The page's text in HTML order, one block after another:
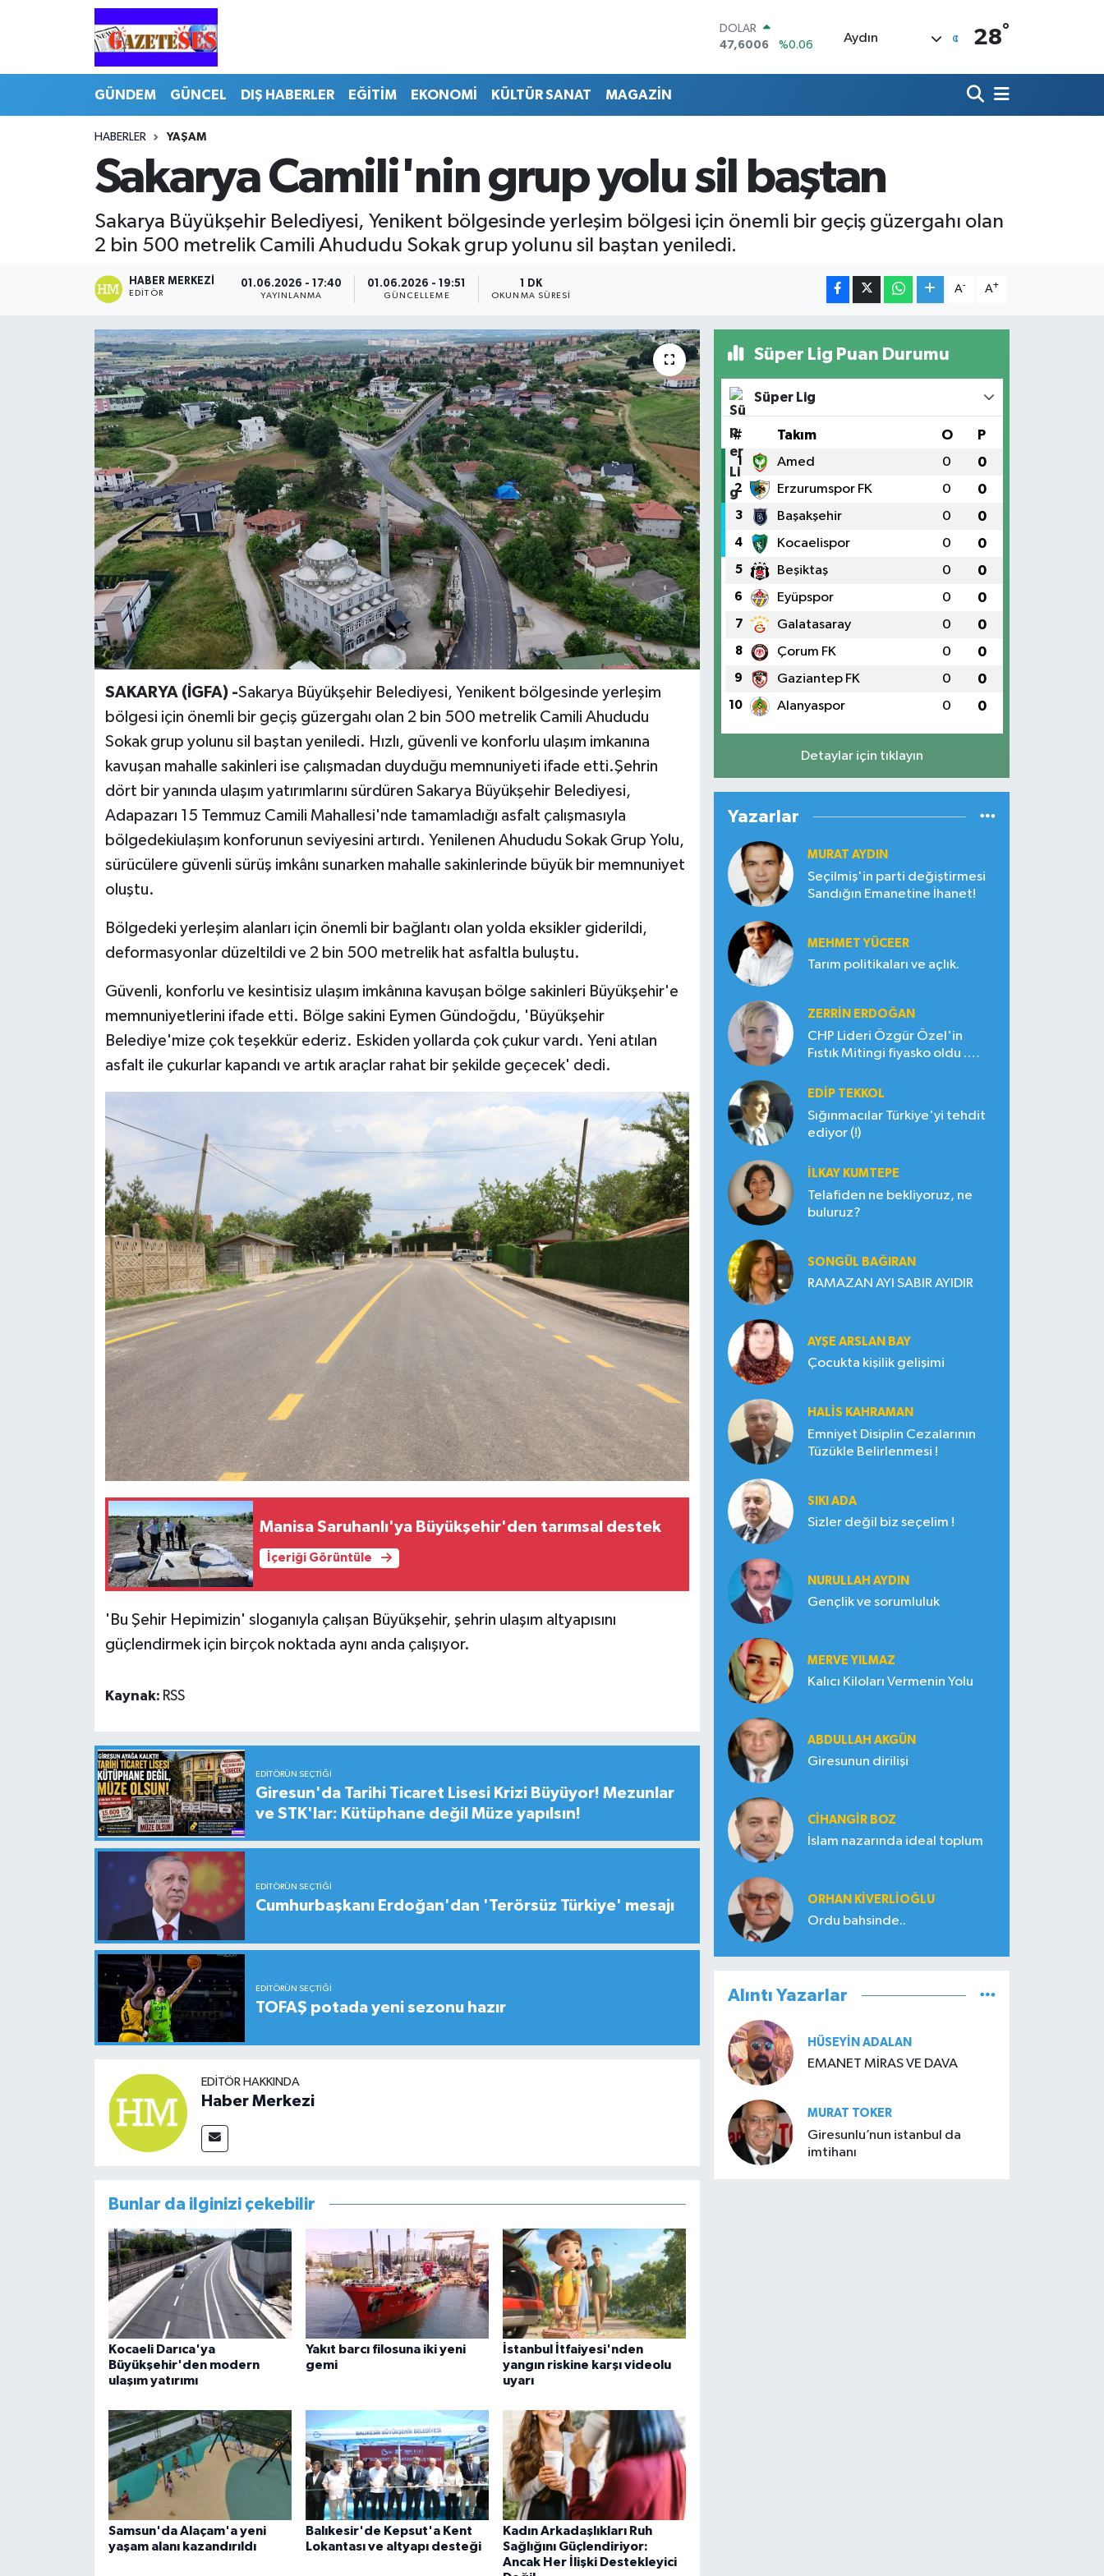
DOLAR
47,6006
%0.06
BİST100
13.799
%70
BITCOIN
Aydın 28°
GÜNDEM GÜNCEL DIŞ HABERLER EĞİTİM EKONOMİ KÜLTÜR SANAT MAGAZİN
HABERLER YAŞAM
Sakarya Camili'nin grup yolu sil baştan
Sakarya Büyükşehir Belediyesi, Yenikent bölgesinde yerleşim bölgesi için önemli bir geçiş güzergahı olan
2 bin 500 metrelik Camili Ahududu Sokak grup yolunu sil baştan yeniledi.
HABER MERKEZI
EDITÖR
01.06.2026 - 17:40
YAYINLANMA
01.06.2026 - 19:51
GÜNCELLEME
1 DK
OKUNMA SÜRESI
A- A+
SAKARYA (İGFA) -Sakarya Büyükşehir Belediyesi, Yenikent bölgesinde yerleşim
bölgesi için önemli bir geçiş güzergahı olan 2 bin 500 metrelik Camili Ahududu
Sokak grup yolunu sil baştan yeniledi. Hızlı, güvenli ve konforlu ulaşım imkanına
kavuşan mahalle sakinleri ise çalışmadan duyduğu memnuniyeti ifade etti.Şehrin
dört bir yanında ulaşım yatırımlarını sürdüren Sakarya Büyükşehir Belediyesi,
Adapazarı 15 Temmuz Camili Mahallesi'nde tamamladığı asfalt çalışmasıyla
bölgedekiulaşım konforunun seviyesini artırdı. Yenilenen Ahududu Sokak Grup Yolu,
sürücülere güvenli sürüş imkânı sunarken mahalle sakinlerinde büyük bir memnuniyet
oluştu.
Bölgedeki yerleşim alanları için önemli bir bağlantı olan yolda eksikler giderildi,
deformasyonlar düzeltildi ve 2 bin 500 metrelik hat asfaltla buluştu.
Güvenli, konforlu ve kesintisiz ulaşım imkânına kavuşan bölge sakinleri Büyükşehir'e
memnuniyetlerini ifade etti. Bölge sakini Eymen Gündoğdu, 'Büyükşehir
Belediye'mize çok teşekkür ederiz. Eskiden yollarda çok çukur vardı. Yeni atılan
asfalt ile çukurlar kapandı ve artık araçlar rahat bir şekilde geçecek' dedi.
Manisa Saruhanlı'ya Büyükşehir'den tarımsal destek
İçeriği Görüntüle
'Bu Şehir Hepimizin' sloganıyla çalışan Büyükşehir, şehrin ulaşım altyapısını
güçlendirmek için birçok noktada aynı anda çalışıyor.
Kaynak: RSS
EDITÖRÜN SEÇTIĞI
Giresun'da Tarihi Ticaret Lisesi Krizi Büyüyor! Mezunlar
ve STK'lar: Kütüphane değil Müze yapılsın!
EDITÖRÜN SEÇTIĞI
Cumhurbaşkanı Erdoğan'dan 'Terörsüz Türkiye' mesajı
EDITÖRÜN SEÇTIĞI
TOFAŞ potada yeni sezonu hazır
EDITÖR HAKKINDA
Haber Merkezi
Bunlar da ilginizi çekebilir
Kocaeli Darıca'ya
Büyükşehir'den modern
ulaşım yatırımı
Yakıt barcı filosuna iki yeni
gemi
İstanbul İtfaiyesi'nden
yangın riskine karşı videolu
uyarı
Samsun'da Alaçam'a yeni
yaşam alanı kazandırıldı
Balıkesir'de Kepsut'a Kent
Lokantası ve altyapı desteği
Kadın Arkadaşlıkları Ruh
Sağlığını Güçlendiriyor:
Ancak Her İlişki Destekleyici
Süper Lig Puan Durumu
Süper Lig
# Takım O P
1 Amed 0 0
2 Erzurumspor FK 0 0
3 Başakşehir 0 0
4 Kocaelispor 0 0
5 Beşiktaş 0 0
6 Eyüpspor 0 0
7 Galatasaray 0 0
8 Çorum FK 0 0
9 Gaziantep FK 0 0
10 Alanyaspor 0 0
Detaylar için tıklayın
Yazarlar
MURAT AYDIN
Seçilmiş'in parti değiştirmesi
Sandığın Emanetine İhanet!
MEHMET YÜCEER
Tarım politikaları ve açlık.
ZERRIN ERDOĞAN
CHP Lideri Özgür Özel'in
Fıstık Mitingi fiyasko oldu .
EDIP TEKKOL
Sığınmacılar Türkiye'yi tehdit
ediyor (!)
İLKAY KUMTEPE
Telafiden ne bekliyoruz, ne
buluruz?
SONGÜL BAĞIRAN
RAMAZAN AYI SABIR AYIDIR
AYŞE ARSLAN BAY
Çocukta kişilik gelişimi
HALIS KAHRAMAN
Emniyet Disiplin Cezalarının
Tüzükle Belirlenmesi !
SIKI ADA
Sizler değil biz seçelim !
NURULLAH AYDIN
Gençlik ve sorumluluk
MERVE YILMAZ
Kalıcı Kiloları Vermenin Yolu
ABDULLAH AKGÜN
Giresunun dirilişi
CIHANGIR BOZ
İslam nazarında ideal toplum
ORHAN KIVERLIOĞLU
Ordu bahsinde..
Alıntı Yazarlar
HÜSEYIN ADALAN
EMANET MİRAS VE DAVA
MURAT TOKER
Giresunlu’nun istanbul da
imtihanı